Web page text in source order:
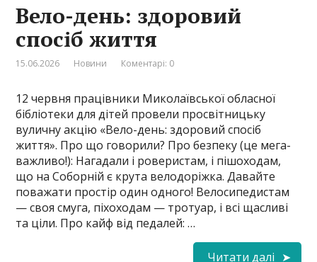
Вело-день: здоровий
спосіб життя
15.06.2026 Новини Коментарі: 0
12 червня працівники Миколаївської обласної
бібліотеки для дітей провели просвітницьку
вуличну акцію «Вело-день: здоровий спосіб
життя». Про що говорили? Про безпеку (це мега-
важливо!): Нагадали і роверистам, і пішоходам,
що на Соборній є крута велодоріжка. Давайте
поважати простір один одного! Велосипедистам
— своя смуга, піхоходам — тротуар, і всі щасливі
та ціли. Про кайф від педалей: …
Читати далі